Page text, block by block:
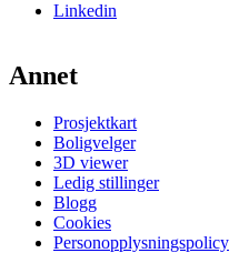
Linkedin
Annet
Prosjektkart
Boligvelger
3D viewer
Ledig stillinger
Blogg
Cookies
Personopplysningspolicy